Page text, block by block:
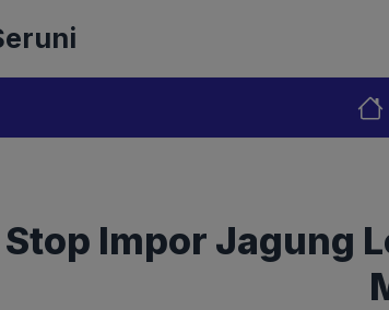
Stop Impor Jagung